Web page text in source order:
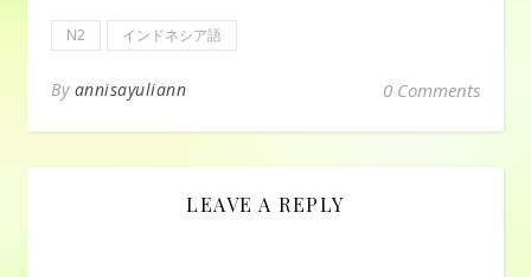
N2 インドネシア語
By annisayuliann 0 Comments
LEAVE A REPLY